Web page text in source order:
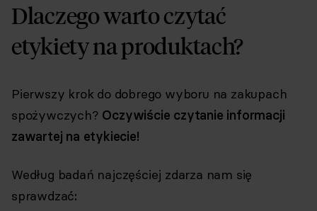
Dlaczego warto czytać
etykiety na produktach?
Pierwszy krok do dobrego wyboru na zakupach
spożywczych? Oczywiście czytanie informacji
zawartej na etykiecie!
Według badań najczęściej zdarza nam się
sprawdzać: